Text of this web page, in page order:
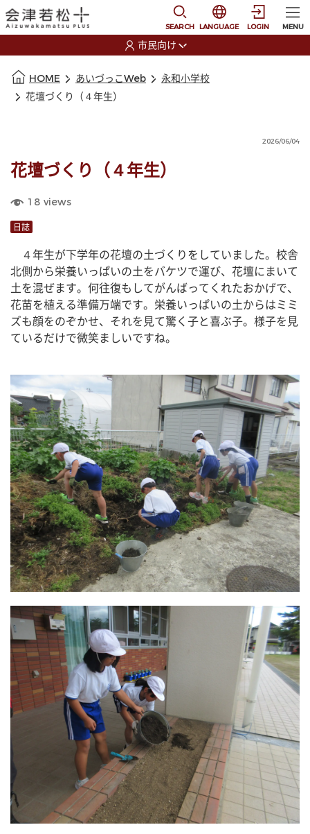
SEARCH
選択すると言語の切
LANGUAGE LOGIN MENU
市民向け
HOME あいづっこWeb
永和小学校
花壇づくり（４年生）
2026/06/04
花壇づくり（４年生）
18 views
日誌
４年生が下学年の花壇の土づくりをしていました。校舎
北側から栄養いっぱいの土をバケツで運び、花壇にまいて
土を混ぜます。何往復もしてがんばってくれたおかげで、
花苗を植える準備万端です。栄養いっぱいの土からはミミ
ズも顔をのぞかせ、それを見て驚く子と喜ぶ子。様子を見
ているだけで微笑ましいですね。